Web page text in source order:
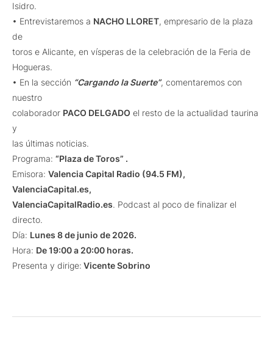
Isidro.
• Entrevistaremos a NACHO LLORET, empresario de la plaza
de
toros e Alicante, en vísperas de la celebración de la Feria de
Hogueras.
• En la sección “Cargando la Suerte”, comentaremos con
nuestro
colaborador PACO DELGADO el resto de la actualidad taurina
y
las últimas noticias.
Programa: “Plaza de Toros” .
Emisora: Valencia Capital Radio (94.5 FM),
ValenciaCapital.es,
ValenciaCapitalRadio.es. Podcast al poco de finalizar el
directo.
Día: Lunes 8 de junio de 2026.
Hora: De 19:00 a 20:00 horas.
Presenta y dirige: Vicente Sobrino